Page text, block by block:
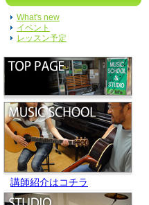
What's new
イベント
レッスン予定
講師紹介はコチラ